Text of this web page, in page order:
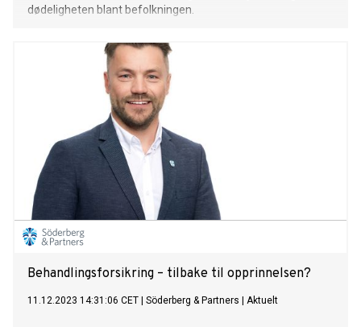
dødeligheten blant befolkningen.
Behandlingsforsikring – tilbake til opprinnelsen?
11.12.2023 14:31:06 CET Söderberg & Partners Aktuelt